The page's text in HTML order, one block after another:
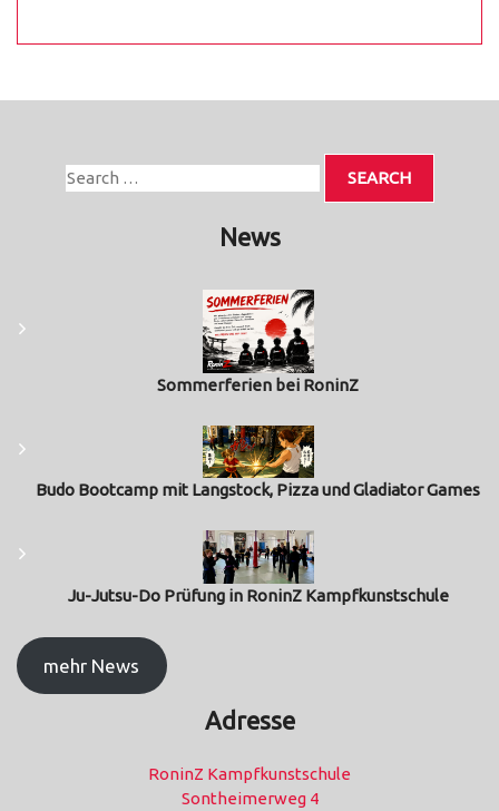
News
Sommerferien bei RoninZ
Budo Bootcamp mit Langstock, Pizza und Gladiator Games
Ju-Jutsu-Do Prüfung in RoninZ Kampfkunstschule
mehr News
Adresse
RoninZ Kampfkunstschule
Sontheimerweg 4